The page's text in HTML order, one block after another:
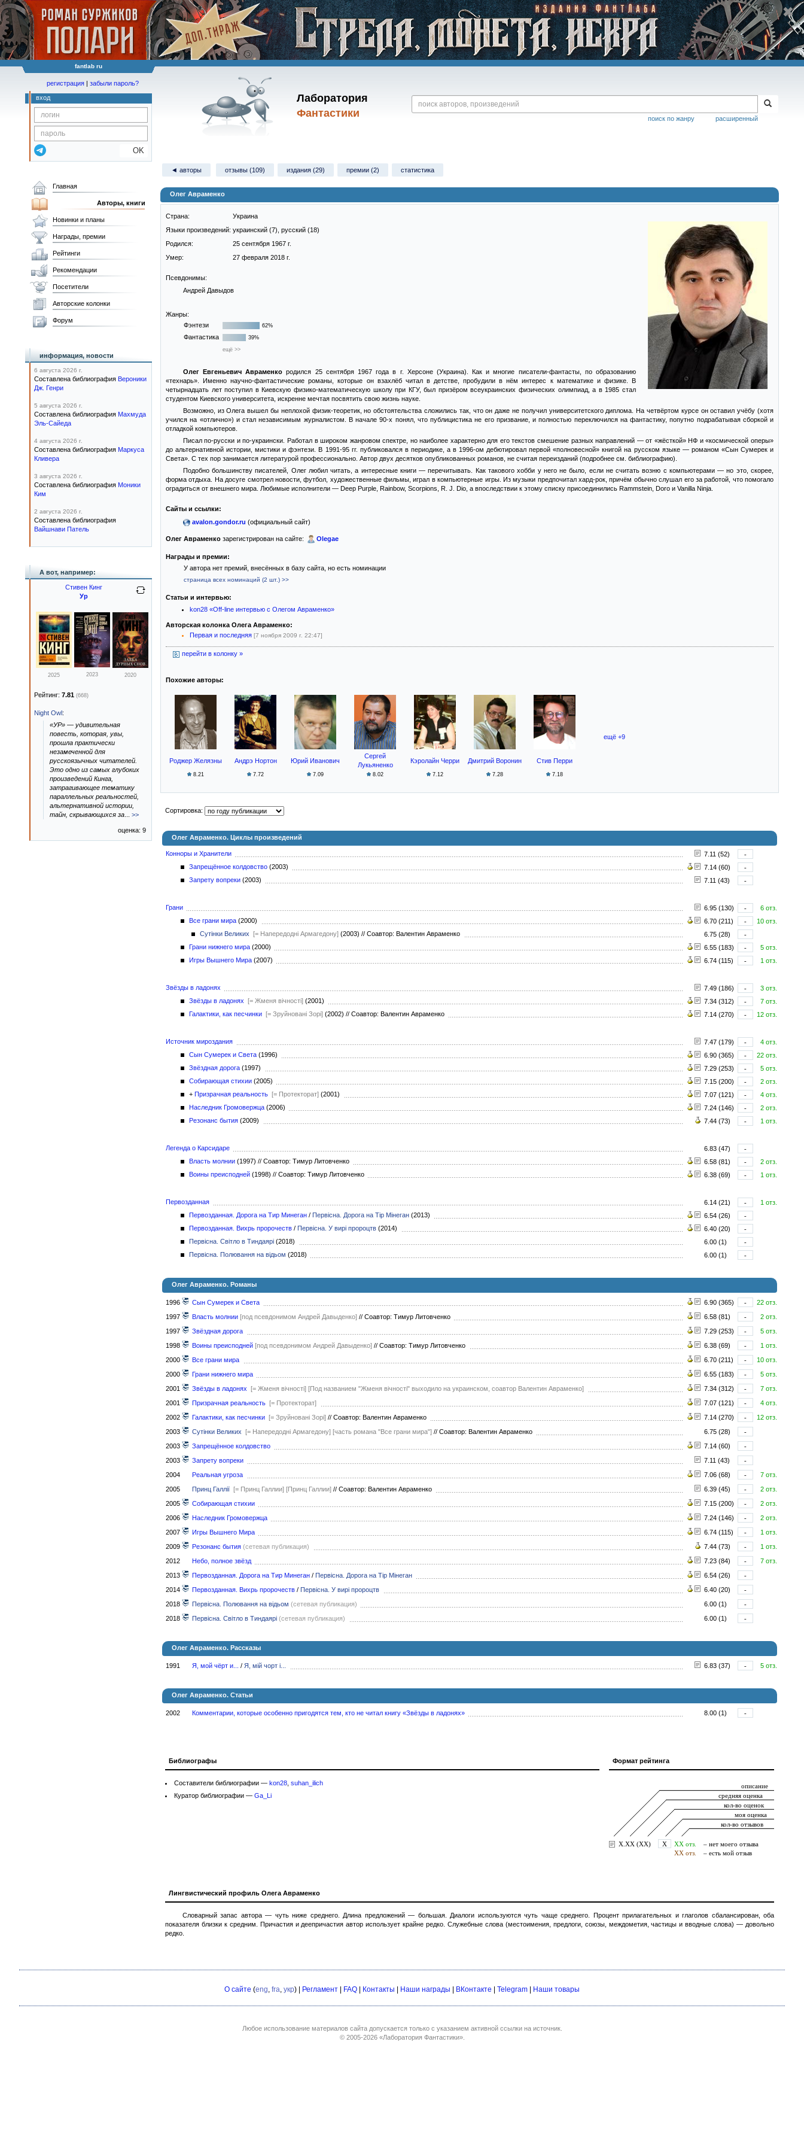
fantlab ru
Лаборатория
Фантастики
расширенный
поиск по жанру
регистрация | забыли пароль?
вход
OK
◄ авторы отзывы (109) издания (29) премии (2) статистика
Олег Авраменко
Страна:
Украина
Языки произведений: украинский (7), русский (18)
Родился:
25 сентября 1967 г.
Умер:
27 февраля 2018 г.
Псевдонимы:
Андрей Давыдов
Жанры:
Фэнтези
62%
Фантастика
39%
ещё >>
Олег Евгеньевич Авраменко родился 25 сентября 1967 года в г. Херсоне (Украина). Как и многие писатели-фантасты, по образованию
«технарь». Именно научно-фантастические романы, которые он взахлёб читал в детстве, пробудили в нём интерес к математике и физике. В
четырнадцать лет поступил в Киевскую физико-математическую школу при КГУ, был призёром всеукраинских физических олимпиад, а в 1985 стал
студентом Киевского университета, искренне мечтая посвятить свою жизнь науке.
Возможно, из Олега вышел бы неплохой физик-теоретик, но обстоятельства сложились так, что он даже не получил университетского диплома. На четвёртом курсе он оставил учёбу (хотя
учился на «отлично») и стал независимым журналистом. В начале 90-х понял, что публицистика не его призвание, и полностью переключился на фантастику, попутно подрабатывая сборкой и
отладкой компьютеров.
Писал по-русски и по-украински. Работал в широком жанровом спектре, но наиболее характерно для его текстов смешение разных направлений — от «жёсткой» НФ и «космической оперы»
до альтернативной истории, мистики и фэнтези. В 1991-95 гг. публиковался в периодике, а в 1996-ом дебютировал первой «полновесной» книгой на русском языке — романом «Сын Сумерек и
Света». С тех пор занимается литературой профессионально. Автор двух десятков опубликованных романов, не считая переизданий (подробнее см. библиографию).
Подобно большинству писателей, Олег любил читать, а интересные книги — перечитывать. Как такового хобби у него не было, если не считать возню с компьютерами — но это, скорее,
форма отдыха. На досуге смотрел новости, футбол, художественные фильмы, играл в компьютерные игры. Из музыки предпочитал хард-рок, причём обычно слушал его за работой, что помогало
оградиться от внешнего мира. Любимые исполнители — Deep Purple, Rainbow, Scorpions, R. J. Dio, а впоследствии к этому списку присоединились Rammstein, Doro и Vanilla Ninja.
Сайты и ссылки:
avalon.gondor.ru (официальный сайт)
Олег Авраменко зарегистрирован на сайте: Olegae
Награды и премии:
У автора нет премий, внесённых в базу сайта, но есть номинации
страница всех номинаций (2 шт.) >>
Статьи и интервью:
kon28 «Off-line интервью с Олегом Авраменко»
Авторская колонка Олега Авраменко:
Первая и последняя [7 ноября 2009 г. 22:47]
перейти в колонку »
Похожие авторы:
Роджер Желязны
8.21
Андрэ Нортон
7.72
Юрий Иванович
7.09
Сергей
Лукьяненко
8.02
Кэролайн Черри
7.12
Дмитрий Воронин
7.28
Стив Перри
7.18
ещё +9
Сортировка:
Олег Авраменко. Циклы произведений
Конноры и Хранители 7.11 (52)
-
Запрещённое колдовство (2003) 7.14 (60)
-
Запрету вопреки (2003) 7.11 (43) -
Грани 6.95 (130) -
6 отз.
Все грани мира (2000) 6.70 (211) -
10 отз.
Сутінки Великих [= Напередодні Армагедону] (2003) // Соавтор: Валентин Авраменко 6.75 (28)
-
Грани нижнего мира (2000) 6.55 (183) -
5 отз.
Игры Вышнего Мира (2007) 6.74 (115) - 1 отз.
Звёзды в ладонях 7.49 (186) -
3 отз.
Звёзды в ладонях [= Жменя вічності] (2001) 7.34 (312) -
7 отз.
Галактики, как песчинки [= Зруйнованi Зорi] (2002) // Соавтор: Валентин Авраменко 7.14 (270) - 12 отз.
Источник мироздания 7.47 (179) -
4 отз.
Сын Сумерек и Света (1996) 6.90 (365) -
22 отз.
Звёздная дорога (1997) 7.29 (253) -
5 отз.
Собирающая стихии (2005) 7.15 (200) -
2 отз.
+ Призрачная реальность [= Протекторат] (2001) 7.07 (121) -
4 отз.
Наследник Громовержца (2006) 7.24 (146) -
2 отз.
Резонанс бытия (2009) 7.44 (73) - 1 отз.
Легенда о Карсидаре 6.83 (47)
-
Власть молнии (1997) // Соавтор: Тимур Литовченко 6.58 (81) -
2 отз.
Воины преисподней (1998) // Соавтор: Тимур Литовченко 6.38 (69) - 1 отз.
Первозданная 6.14 (21) -
1 отз.
Первозданная. Дорога на Тир Минеган / Первісна. Дорога на Тір Мінеган (2013) 6.54 (26)
-
Первозданная. Вихрь пророчеств / Первісна. У вирі пророцтв (2014) 6.40 (20)
-
Первісна. Світло в Тиндаярі (2018) 6.00 (1)
-
Первісна. Полювання на відьом (2018) 6.00 (1) -
Олег Авраменко. Романы
1996 Сын Сумерек и Света 6.90 (365) -
22 отз.
1997
Власть молнии [под псевдонимом Андрей Давыденко] // Соавтор: Тимур Литовченко 6.58 (81) -
2 отз.
1997
Звёздная дорога 7.29 (253) -
5 отз.
1998
Воины преисподней [под псевдонимом Андрей Давыденко] // Соавтор: Тимур Литовченко 6.38 (69) -
1 отз.
2000
Все грани мира 6.70 (211) -
10 отз.
2000
Грани нижнего мира 6.55 (183) -
5 отз.
2001
Звёзды в ладонях [= Жменя вічності] [Под названием "Жменя вічності" выходило на украинском, соавтор Валентин Авраменко] 7.34 (312) -
7 отз.
2001
Призрачная реальность [= Протекторат] 7.07 (121) -
4 отз.
2002
Галактики, как песчинки [= Зруйнованi Зорi] // Соавтор: Валентин Авраменко 7.14 (270) -
12 отз.
2003
Сутінки Великих [= Напередодні Армагедону] [часть романа "Все грани мира"] // Соавтор: Валентин Авраменко 6.75 (28)
-
2003
Запрещённое колдовство 7.14 (60)
-
2003
Запрету вопреки 7.11 (43)
-
2004
Реальная угроза 7.06 (68) -
7 отз.
2005
Принц Галлії [= Принц Галлии] [Принц Галлии] // Соавтор: Валентин Авраменко 6.39 (45) -
2 отз.
2005
Собирающая стихии 7.15 (200) -
2 отз.
2006
Наследник Громовержца 7.24 (146) -
2 отз.
2007
Игры Вышнего Мира 6.74 (115) -
1 отз.
2009
Резонанс бытия (сетевая публикация) 7.44 (73) -
1 отз.
2012
Небо, полное звёзд 7.23 (84) -
7 отз.
2013
Первозданная. Дорога на Тир Минеган / Первісна. Дорога на Тір Мінеган 6.54 (26)
-
2014
Первозданная. Вихрь пророчеств / Первісна. У вирі пророцтв 6.40 (20)
-
2018
Первісна. Полювання на відьом (сетевая публикация) 6.00 (1)
-
2018
Первісна. Світло в Тиндаярі (сетевая публикация) 6.00 (1) -
Олег Авраменко. Рассказы
1991 Я, мой чёрт и... / Я, мій чорт і... 6.83 (37) - 5 отз.
Олег Авраменко. Статьи
2002 Комментарии, которые особенно пригодятся тем, кто не читал книгу «Звёзды в ладонях» 8.00 (1) -
Формат рейтинга
Библиографы
Составители библиографии — kon28 suhan_ilich
Куратор библиографии — Ga_Li
Лингвистический профиль Олега Авраменко
Словарный запас автора — чуть ниже среднего. Длина предложений — большая. Диалоги используются чуть чаще среднего. Процент прилагательных и глаголов сбалансирован, оба
показателя близки к средним. Причастия и деепричастия автор использует крайне редко. Служебные слова (местоимения, предлоги, союзы, междометия, частицы и вводные слова) — довольно
редко.
Главная
Авторы, книги
Новинки и планы
Награды, премии
Рейтинги
Рекомендации
Посетители
Авторские колонки
Форум
информация, новости
6 августа 2026 г.
Составлена библиография Вероники
Дж. Генри
5 августа 2026 г.
Составлена библиография Махмуда
Эль-Сайеда
4 августа 2026 г.
Составлена библиография Маркуса
Кливера
3 августа 2026 г.
Составлена библиография Моники
Ким
2 августа 2026 г.
Составлена библиография
Вайшнави Патель
А вот, например:
Стивен Кинг
Ур
2025 2023 2020
Рейтинг: 7.81 (668)
Night Owl:
«УР» — удивительная
повесть, которая, увы,
прошла практически
незамеченной для
русскоязычных читателей.
Это одно из самых глубоких
произведений Кинга,
затрагивающее тематику
параллельных реальностей,
альтернативной истории,
тайн, скрывающихся за
>>
оценка: 9
О сайте (eng fra укр) | Регламент | FAQ | Контакты | Наши награды | ВКонтакте | Telegram | Наши товары
Любое использование материалов сайта допускается только с указанием активной ссылки на источник.
© 2005-2026 «Лаборатория Фантастики».